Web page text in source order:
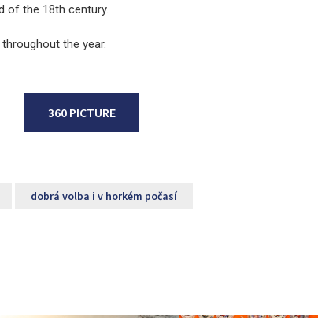
of the 18th century.
the year.
360 PICTURE
dobrá volba i v horkém počasí